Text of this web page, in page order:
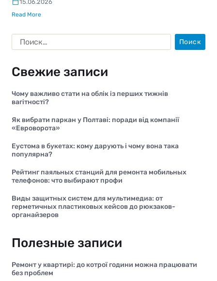
15.06.2026
Read More
Свежие записи
Чому важливо стати на облік із перших тижнів
вагітності?
Як вибрати паркан у Полтаві: поради від компанії
«Евроворота»
Еустома в букетах: кому дарують і чому вона така
популярна?
Рейтинг паяльных станций для ремонта мобильных
телефонов: что выбирают профи
Виды защитных систем для мультимедиа: от
герметичных пластиковых кейсов до рюкзаков-
органайзеров
Полезные записи
Ремонт у квартирі: до котрої години можна працювати
без проблем